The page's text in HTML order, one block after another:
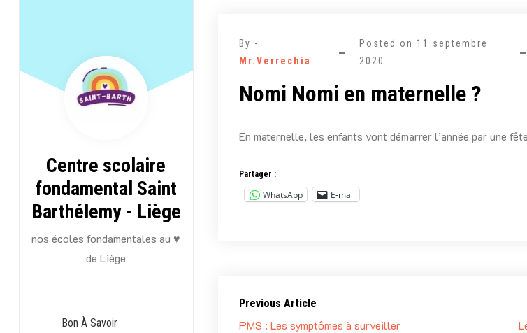
Centre scolaire
fondamental Saint
Barthélemy - Liège
nos écoles fondamentales au ♥
de Liège
Bon À Savoir
By -
Mr.Verrechia
Posted on 11 septembre
2020
Nomi Nomi en maternelle ?
En maternelle, les enfants vont démarrer l’année par une
Partager :
WhatsApp E-mail
Previous Article
PMS : Les symptômes à surveiller